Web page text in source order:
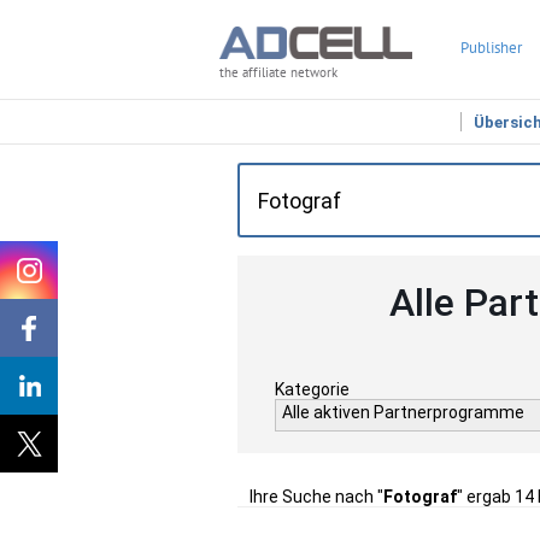
the affiliate network
Publisher
Alle
Kategorie
Alle aktiven Partnerprogramme
Ihre Suche nach " Fotograf" ergab 14